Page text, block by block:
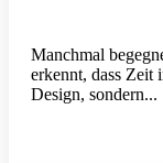
Manchmal
erkennt, dass Zeit
Design, sondern...